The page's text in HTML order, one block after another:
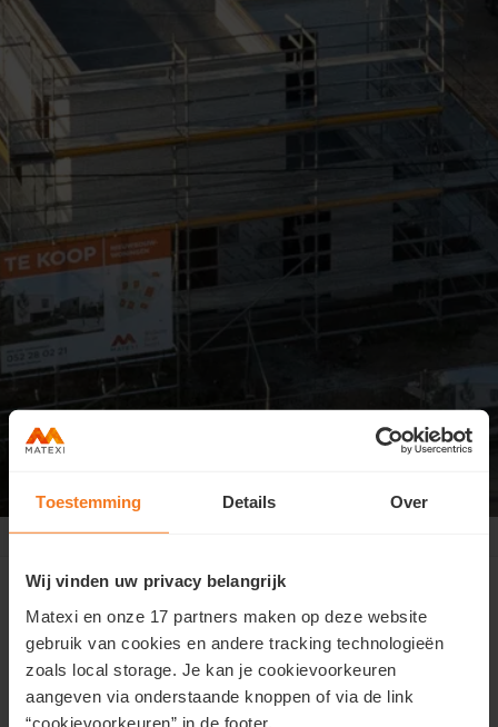
Toestemming Details Over
Wij vinden uw privacy belangrijk
Matexi en onze 17 partners maken op deze website
gebruik van cookies en andere tracking technologieën
zoals local storage. Je kan je cookievoorkeuren
aangeven via onderstaande knoppen of via de link
“cookievoorkeuren” in de footer.
Berlare Olmendreef >
Le chantier en images - février 2026